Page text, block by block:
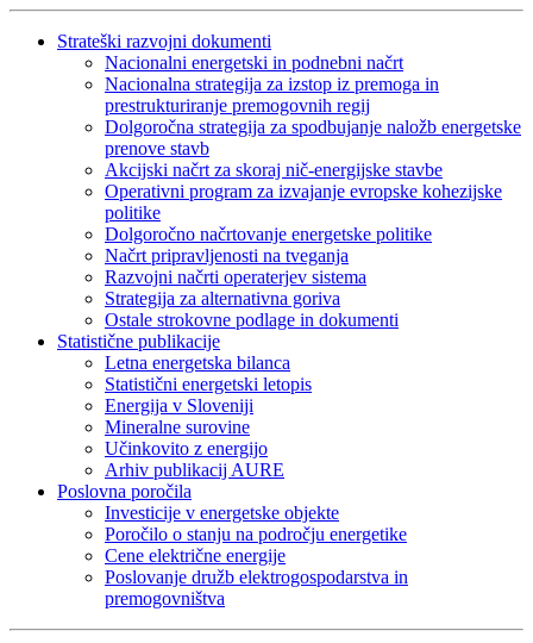
Strateški razvojni dokumenti
Nacionalni energetski in podnebni načrt
Nacionalna strategija za izstop iz premoga in
prestrukturiranje premogovnih regij
Dolgoročna strategija za spodbujanje naložb energetske
prenove stavb
Akcijski načrt za skoraj nič-energijske stavbe
Operativni program za izvajanje evropske kohezijske
politike
Dolgoročno načrtovanje energetske politike
Načrt pripravljenosti na tveganja
Razvojni načrti operaterjev sistema
Strategija za alternativna goriva
Ostale strokovne podlage in dokumenti
Statistične publikacije
Letna energetska bilanca
Statistični energetski letopis
Energija v Sloveniji
Mineralne surovine
Učinkovito z energijo
Arhiv publikacij AURE
Poslovna poročila
Investicije v energetske objekte
Poročilo o stanju na področju energetike
Cene električne energije
Poslovanje družb elektrogospodarstva in
premogovništva